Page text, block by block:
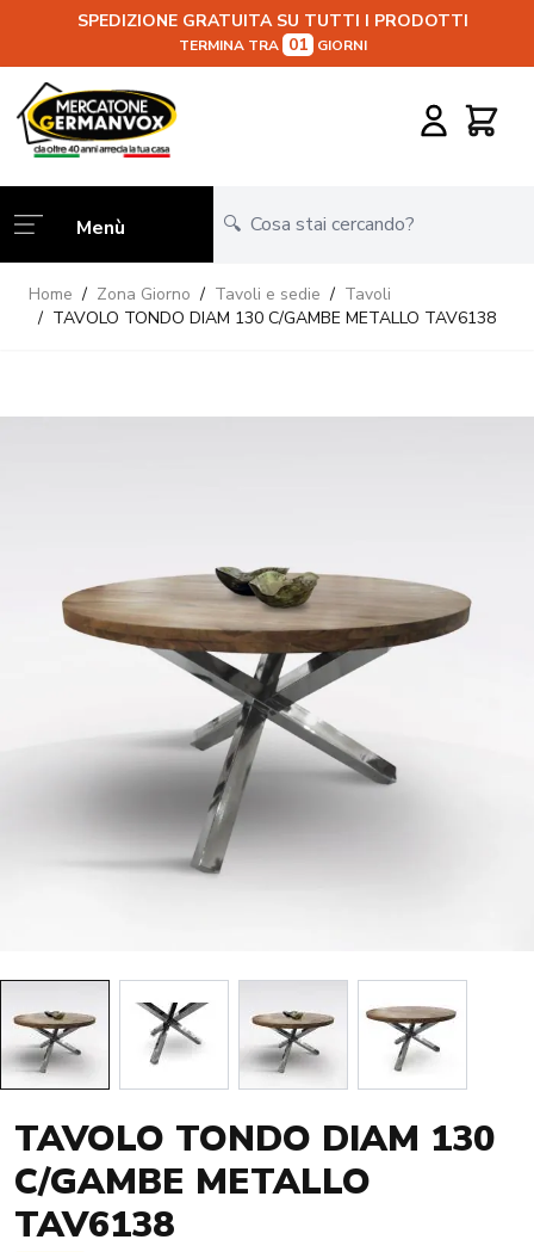
SPEDIZIONE GRATUITA SU TUTTI I PRODOTTI
TERMINA TRA 01 GIORNI
Salta al contenuto
Carrello
Menù
Home / Zona Giorno / Tavoli e sedie / Tavoli
/ TAVOLO TONDO DIAM 130 C/GAMBE METALLO TAV6138
TAVOLO TONDO DIAM 130
C/GAMBE METALLO
TAV6138